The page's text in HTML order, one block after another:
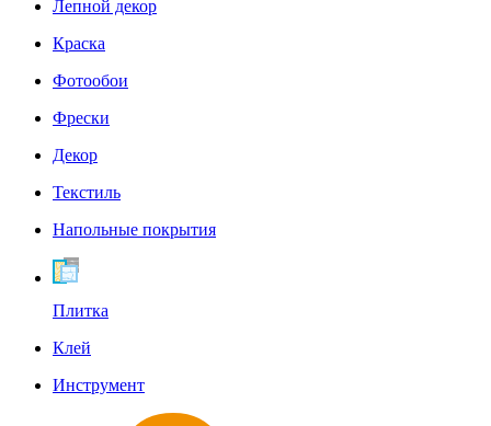
Лепной декор
Краска
Фотообои
Фрески
Декор
Текстиль
Напольные покрытия
Плитка
Клей
Инструмент